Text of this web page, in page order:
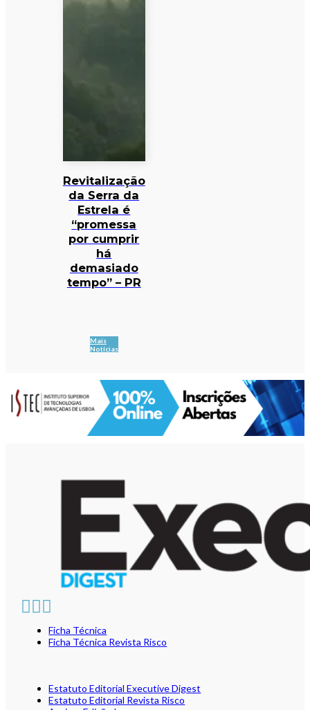
Revitalização
da Serra da
Estrela é
“promessa
por cumprir
há
demasiado
tempo” – PR
Mais
Notícias
Ficha Técnica
Ficha Técnica Revista Risco
Estatuto Editorial Executive Digest
Estatuto Editorial Revista Risco